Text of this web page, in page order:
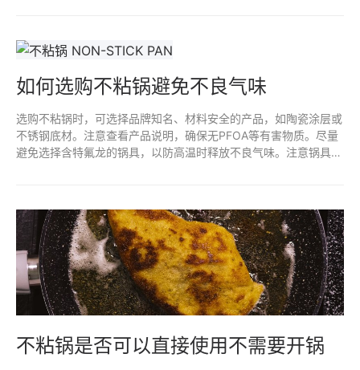
如何选购不粘锅避免不良气味
选购不粘锅时，可选择品牌知名、材料安全的产品，如陶瓷涂层或
不锈钢底材。注意查看产品说明，确保无PFOA等有害物质。尽量
避免选择含特氟龙的锅具，以防高温时释放不良气味。注意锅具的
不粘锅是否可以直接使用不需要开锅